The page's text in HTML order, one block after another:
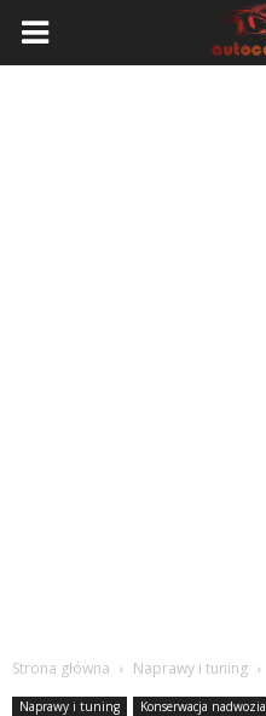
Strona główna Naprawy i tuning
Naprawy i tuning Konserwacja nadwozia